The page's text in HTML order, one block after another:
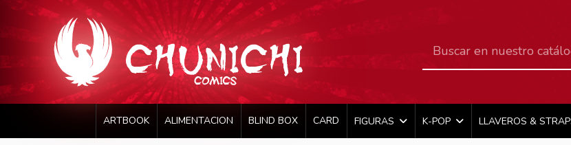
ARTBOOK ALIMENTACION BLIND BOX CARD FIGURAS K-POP LLAVEROS &